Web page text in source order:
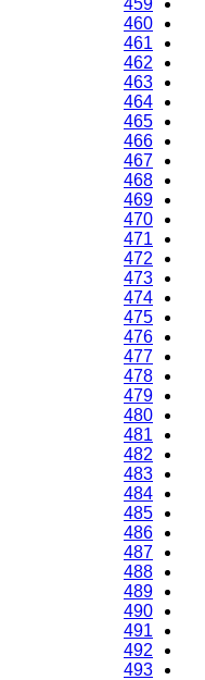
459
460
461
462
463
464
465
466
467
468
469
470
471
472
473
474
475
476
477
478
479
480
481
482
483
484
485
486
487
488
489
490
491
492
493